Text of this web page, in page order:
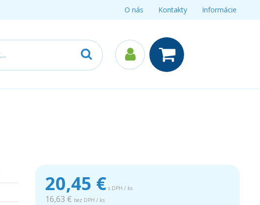
O nás Kontakty Informácie
20,45 € s DPH / ks
16,63 € bez DPH / ks